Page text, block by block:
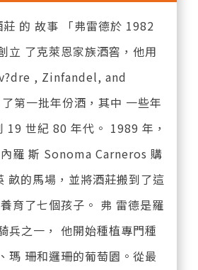
的 故事 「弗雷德於 1982
立 了克萊恩家族酒窖，他用
, Zinfandel, and
第一批年份酒，其中 一些年
19 世紀 80 年代。 1989 年，
羅 斯 Sonoma Carneros 購
畝的馬場，並將酒莊搬到了這
育了七個孩子。 弗 雷德是羅
兵之一， 他開始種植專門種
瑪 珊和邏珊的葡萄園。從最